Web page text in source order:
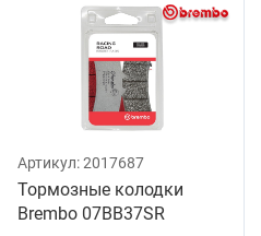
Артикул:2017687
Тормозные колодки
Brembo 07BB37SR